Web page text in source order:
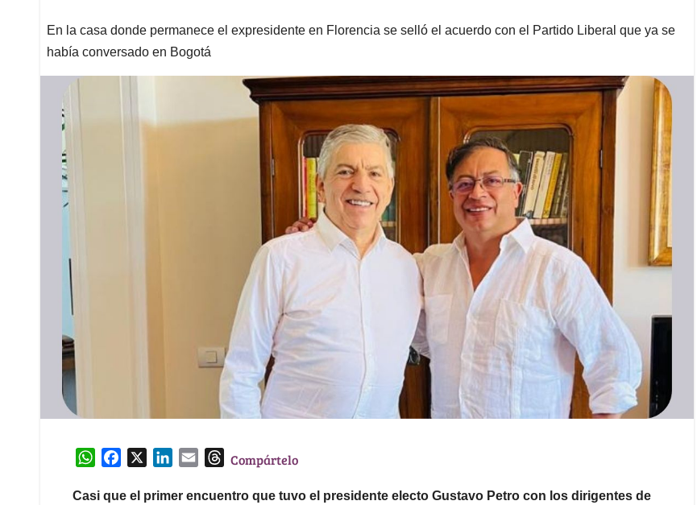
En la casa donde permanece el expresidente en Florencia se selló el acuerdo con el Partido Liberal que ya se
había conversado en Bogotá
W
a
c
n
a
T
r
Compártelo
Casi que el primer encuentro que tuvo el presidente electo Gustavo Petro con los dirigentes de